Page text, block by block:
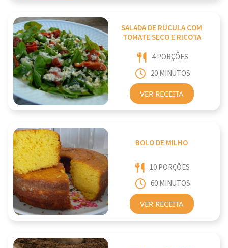
SALADA DE RÚCULA COM
TOMATE SECO E RICOTA
4 PORÇÕES
20 MINUTOS
VER RECEITA
BOLO DE MILHO
10 PORÇÕES
60 MINUTOS
VER RECEITA